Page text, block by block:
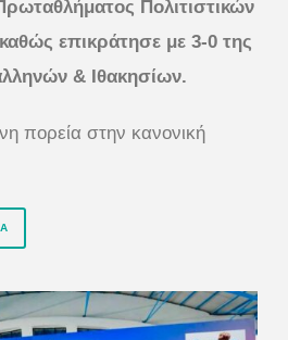
Πολιτιστικών
επικράτησε με 3-0 της
& Ιθακησίων.
πορεία στην κανονική